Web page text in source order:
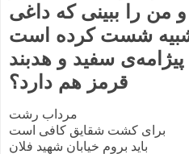
من را ببینی که داغی
شبیه شست کرده است
سفید و هدبند
قرمز هم دارد؟
مرداب رشت
برای کشت شقایق کافی است
باید بروم خیابان شهید فلان